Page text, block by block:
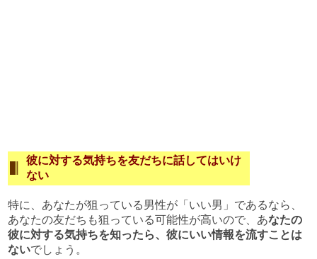
彼に対する気持ちを友だちに話してはいけ
ない
特に、あなたが狙っている男性が「いい男」であるなら、
あなたの友だちも狙っている可能性が高いので、あなたの
彼に対する気持ちを知ったら、彼にいい情報を流すことは
ないでしょう。